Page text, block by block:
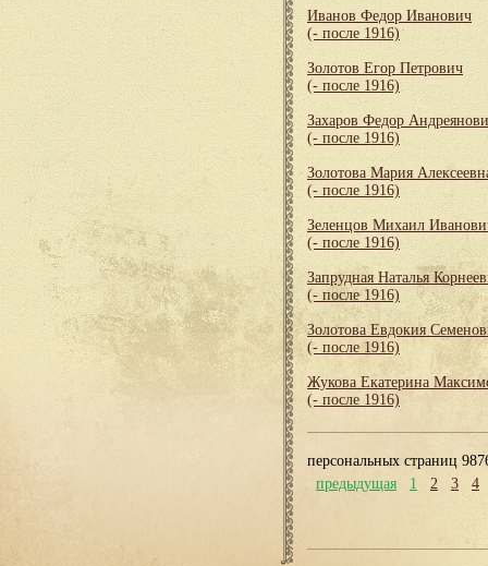
Иванов Федор Иванович
(- после 1916)
Золотов Егор Петрович
(- после 1916)
Захаров Федор
(- после 1916)
Золотова Мария
(- после 1916)
Зеленцов Михаил
(- после 1916)
Запрудная Наталья
(- после 1916)
Золотова Евдокия
(- после 1916)
Жукова Екатерина
(- после 1916)
персональных страниц
предыдущая
1 2 3 4